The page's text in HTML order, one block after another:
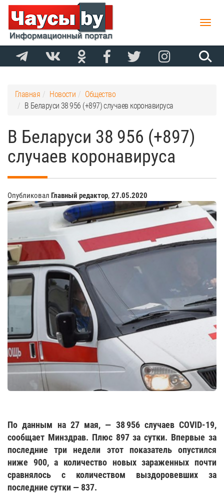
Toggle
Главная Новости
Общество
В Беларуси 38 956 (+897) случаев коронавируса
В Беларуси 38 956 (+897)
случаев коронавируса
Опубликовал Главный редактор, 27.05.2020
По данным на 27 мая, — 38 956 случаев COVID-19,
сообщает Минздрав. Плюс 897 за сутки. Впервые за
последние три недели этот показатель опустился
ниже 900, а количество новых зараженных почти
сравнялось с количеством выздоровевших за
последние сутки — 837.